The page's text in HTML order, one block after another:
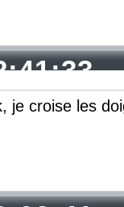
je croise les